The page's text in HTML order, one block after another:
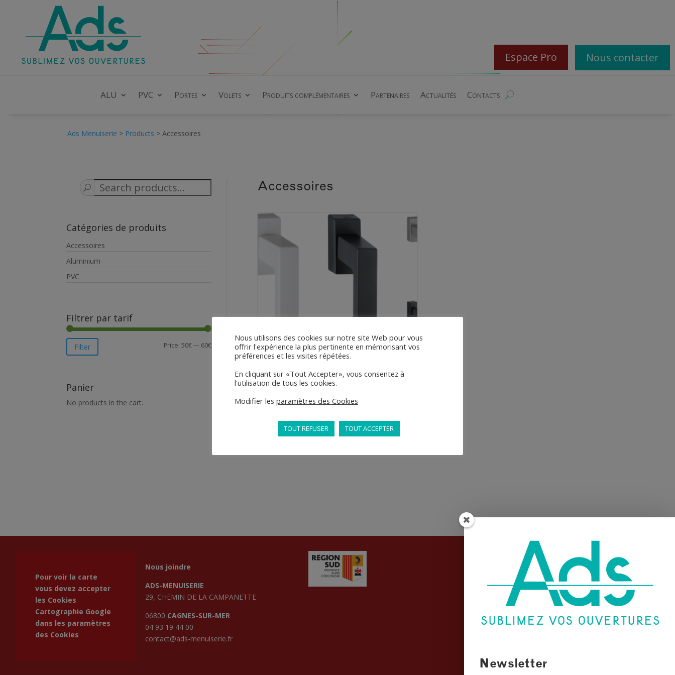
Espace Pro Nous contacter
ALU PVC Portes Volets Produits complémentaires Partenaires Actualités Contacts
Ads Menuiserie > Products >Accessoires
for:
Catégories de produits
Accessoires
Aluminium
PVC
Filtrer par tarif
Filter Price:50€— 60€
Panier
No products in the cart.
Accessoires
Poignée
55,00€
Pour voir la carte
vous devez accepter
les Cookies
Cartographie Google
dans les paramètres
des Cookies
Nous joindre
ADS-MENUISERIE
29, CHEMIN DE LA CAMPANETTE
06800 CAGNES-SUR-MER
04 93 19 44 00
contact@ads-menuiserie.fr
Informations
Conditions Générales de Vente
Mentions légales
Plan du site
Nous contacter
Nous utilisons des cookies sur notre site Web pour vous
offrir l'expérience la plus pertinente en mémorisant vos
préférences et les visites répétées.
En cliquant sur «Tout Accepter», vous consentez à
l'utilisation de tous les cookies.
Modifier les paramètres des Cookies
TOUT REFUSER TOUT ACCEPTER
Newsletter